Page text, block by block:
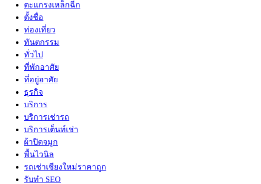
ตะแกรงเหล็กฉีก
ตั้งชื่อ
ท่องเที่ยว
ทันตกรรม
ทั่วไป
ที่พักอาศัย
ที่อยู่อาศัย
ธุรกิจ
บริการ
บริการเช่ารถ
บริการเต็นท์เช่า
ผ้าปิดจมูก
พื้นไวนิล
รถเช่าเชียงใหม่ราคาถูก
รับทำ SEO